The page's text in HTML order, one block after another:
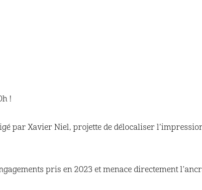
!
par Xavier Niel, projette de délocaliser
pris en 2023 et menace directement